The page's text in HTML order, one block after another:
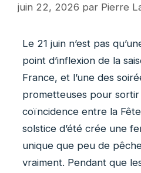
juin 22, 2026 par Pierre
Le 21 juin n’est pas
point d’inflexion de la
France, et l’une des
prometteuses pour sortir
coïncidence entre la
solstice d’été crée une
unique que peu de
vraiment. Pendant que